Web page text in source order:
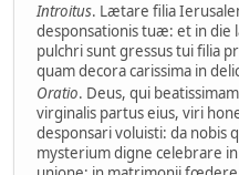
Introitus. Lætare filia
desponsationis tuæ: et in
pulchri sunt gressus tui filia
quam decora carissima in
Oratio. Deus, qui
virginalis partus eius, viri
desponsari voluisti: da nobis
mysterium digne celebrare